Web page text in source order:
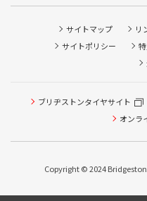
サイトマップ リ
サイトポリシー
ブリヂストンタイヤサイト
オンラ
Copyright © 2024
タイヤ点検・安全点検/
ピット作業の予約
本日のタイヤ履き替え